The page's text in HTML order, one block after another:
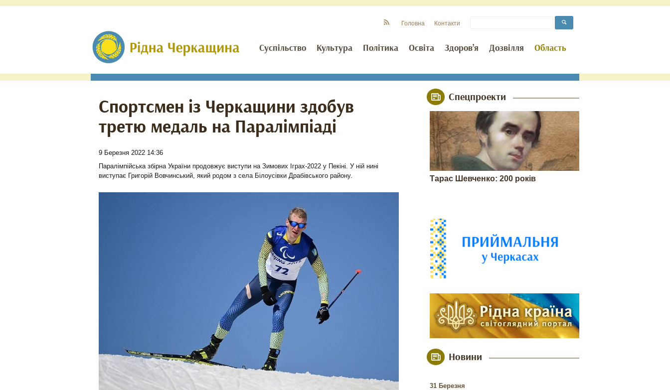
Суспільство Культура Політика Освіта Здоров’я Дозвілля Область
Головна Контакти
Спортсмен із Черкащини здобув
третю медаль на Паралімпіаді
9 Березня 2022 14:36
Паралімпійська збірна України продовжує виступи на Зимових Іграх-2022 у Пекіні. У ній нині
виступає Григорій Вовчинський, який родом з села Білоусівки Драбівського району.
Спецпроекти
Тарас Шевченко: 200 років
Новини
31 Березня